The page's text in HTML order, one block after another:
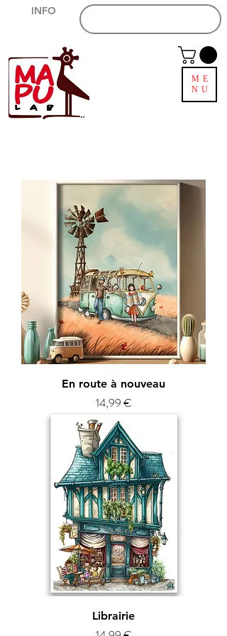
INFO
ME
NU
En route à nouveau
Prix
14,99 €
Librairie